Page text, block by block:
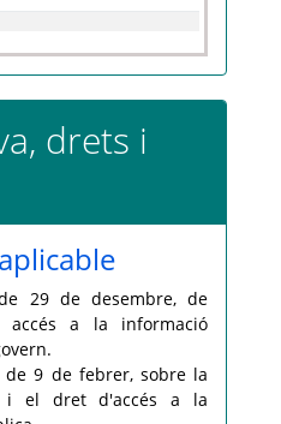
drets i
29 de desembre, de
accés a la informació
de 9 de febrer, sobre la
i el dret d'accés a la